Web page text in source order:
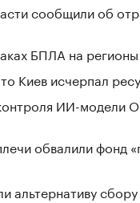
сообщили об
БПЛА на
Киев исчерпал
ИИ-модели
обвалили фонд
альтернативу